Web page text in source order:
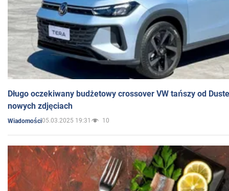
Długo oczekiwany budżetowy crossover VW tańszy od
nowych zdjęciach
Wiadomości05.03.2025 19:31 10